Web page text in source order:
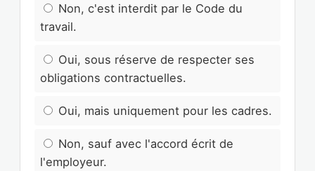
Non, c'est interdit par le Code du
travail.
Oui, sous réserve de respecter ses
obligations contractuelles.
Oui, mais uniquement pour les cadres.
Non, sauf avec l'accord écrit de
l'employeur.